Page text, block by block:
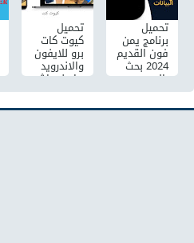
تحميل
برنامج يمن
فون القديم
2024 بحث
بالاسم
والرقم مع
قاعدة
البيانات
تحميل
كيوت كات
برو للايفون
والاندرويد
برابط مباشر
مهكر بدون
علامة مائية